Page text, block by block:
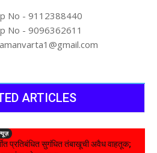
No - 9112388440
No - 9096362611
ARTICLES
प्रतिबंधित सुगंधित तंबाखूची अवैध वाहतूक;